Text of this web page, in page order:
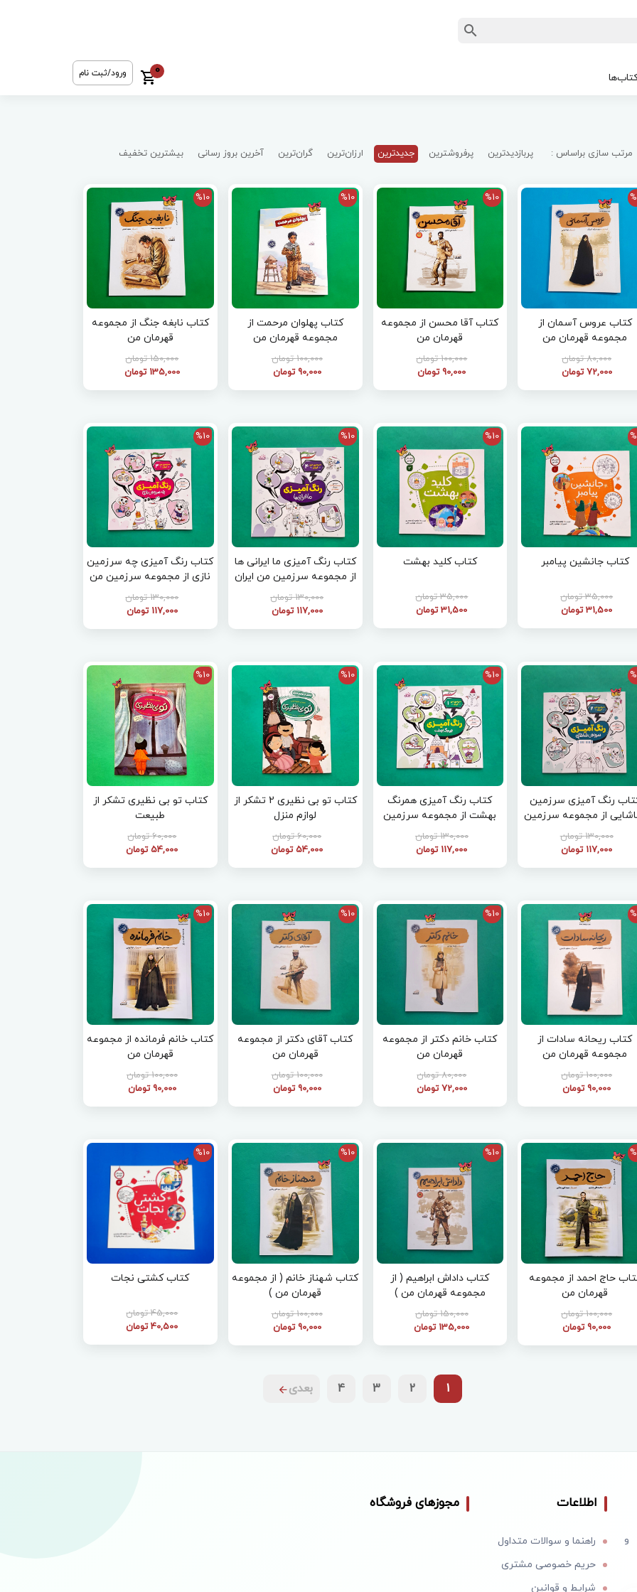
0 ورود/ثبت نام
مرتب سازی براساس : پربازدیدترین پرفروشترین جدیدترین ارزان‌ترین گران‌ترین آخرین بروز رسانی بیشترین تخفیف
کتاب عروس آسمان از
مجموعه قهرمان من
80,000 تومان
72,000 تومان
%10
کتاب آقا محسن از مجموعه
قهرمان من
100,000 تومان
90,000 تومان
%10
کتاب پهلوان مرحمت از
مجموعه قهرمان من
100,000 تومان
90,000 تومان
%10
کتاب نابغه جنگ از مجموعه
قهرمان من
150,000 تومان
135,000 تومان
کتاب جانشین پیامبر
35,000 تومان
31,500 تومان
%10
کتاب کلید بهشت
35,000 تومان
31,500 تومان
%10
کتاب رنگ آمیزی ما ایرانی ها
از مجموعه سرزمین من ایران
4130,000 تومان
117,000 تومان
%10
کتاب رنگ آمیزی چه سرزمین
نازی از مجموعه سرزمین من
ایران 3130,000 تومان
117,000 تومان
رنگ آمیزی سرزمین
از مجموعه سرزمین
من ایران 2130,000 تومان
117,000 تومان
%10
کتاب رنگ آمیزی همرنگ
بهشت از مجموعه سرزمین
من ایران 1130,000 تومان
117,000 تومان
%10
کتاب تو بی نظیری 2 تشکر از
لوازم منزل
60,000 تومان
54,000 تومان
%10
کتاب تو بی نظیری تشکر از
طبیعت
60,000 تومان
54,000 تومان
کتاب ریحانه سادات از
مجموعه قهرمان من
100,000 تومان
90,000 تومان
%10
کتاب خانم دکتر از مجموعه
قهرمان من
80,000 تومان
72,000 تومان
%10
کتاب آقای دکتر از مجموعه
قهرمان من
100,000 تومان
90,000 تومان
%10
کتاب خانم فرمانده از مجموعه
قهرمان من
100,000 تومان
90,000 تومان
کتاب حاج احمد از مجموعه
قهرمان من
100,000 تومان
90,000 تومان
%10
کتاب داداش ابراهیم ( از
مجموعه قهرمان من )
150,000 تومان
135,000 تومان
%10
کتاب شهناز خانم ( از مجموعه
قهرمان من )
100,000 تومان
90,000 تومان
%10
کتاب کشتی نجات
45,000 تومان
40,500 تومان
1
2
3
4 بعدی
و
اطلاعات
راهنما و سوالات متداول
حریم خصوصی مشتری
شرایط و قوانین
مجوزهای فروشگاه